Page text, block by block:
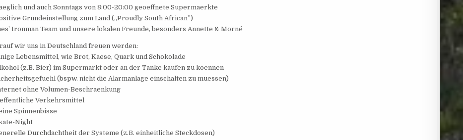
und auch Sonntags von 8:00-20:00 geoeffnete Supermaerkte
Grundeinstellung zum Land („Proudly South African”)
Ironman Team und unsere lokalen Freunde, besonders Annette & Morné
wir uns in Deutschland freuen werden:
Lebensmittel, wie Brot, Kaese, Quark und Schokolade
(z.B. Bier) im Supermarkt oder an der Tanke kaufen zu koennen
(bspw. nicht die Alarmanlage einschalten zu muessen)
ohne Volumen-Beschraenkung
Verkehrsmittel
Spinnenbisse
Night
Durchdachtheit der Systeme (z.B. einheitliche Steckdosen)